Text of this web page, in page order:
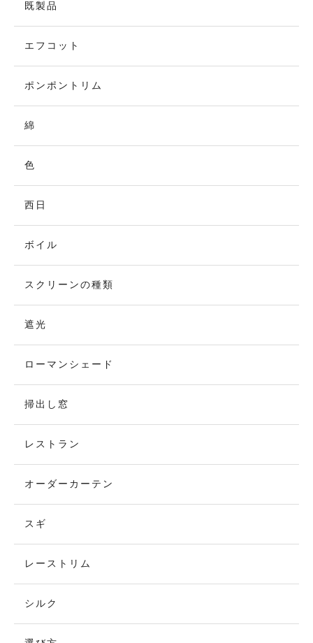
既製品
エフコット
ポンポントリム
綿
色
西日
ボイル
スクリーンの種類
遮光
ローマンシェード
掃出し窓
レストラン
オーダーカーテン
スギ
レーストリム
シルク